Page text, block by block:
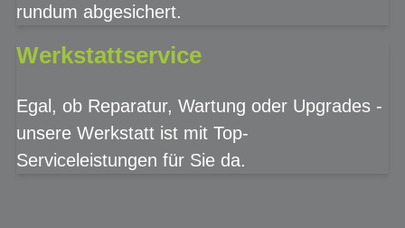
rundum abgesichert.
Werkstattservice
Egal, ob Reparatur, Wartung oder Upgrades -
unsere Werkstatt ist mit Top-
Serviceleistungen für Sie da.